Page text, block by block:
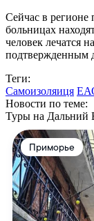
Сейчас в регионе
больницах
человек лечатся
подтвержденным
Теги:
Самоизоляиця
Новости по теме:
Туры на Дальний